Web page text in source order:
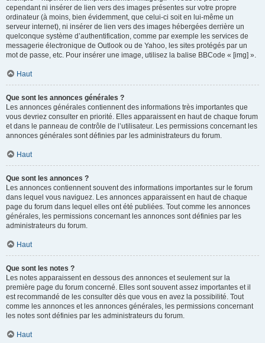
cependant ni insérer de lien vers des images présentes sur votre propre
ordinateur (à moins, bien évidemment, que celui-ci soit en lui-même un
serveur internet), ni insérer de lien vers des images hébergées derrière un
quelconque système d’authentification, comme par exemple les services de
messagerie électronique de Outlook ou de Yahoo, les sites protégés par un
mot de passe, etc. Pour insérer une image, utilisez la balise BBCode « [img] ».
Haut
Que sont les annonces générales ?
Les annonces générales contiennent des informations très importantes que
vous devriez consulter en priorité. Elles apparaissent en haut de chaque forum
et dans le panneau de contrôle de l’utilisateur. Les permissions concernant les
annonces générales sont définies par les administrateurs du forum.
Haut
Que sont les annonces ?
Les annonces contiennent souvent des informations importantes sur le forum
dans lequel vous naviguez. Les annonces apparaissent en haut de chaque
page du forum dans lequel elles ont été publiées. Tout comme les annonces
générales, les permissions concernant les annonces sont définies par les
administrateurs du forum.
Haut
Que sont les notes ?
Les notes apparaissent en dessous des annonces et seulement sur la
première page du forum concerné. Elles sont souvent assez importantes et il
est recommandé de les consulter dès que vous en avez la possibilité. Tout
comme les annonces et les annonces générales, les permissions concernant
les notes sont définies par les administrateurs du forum.
Haut